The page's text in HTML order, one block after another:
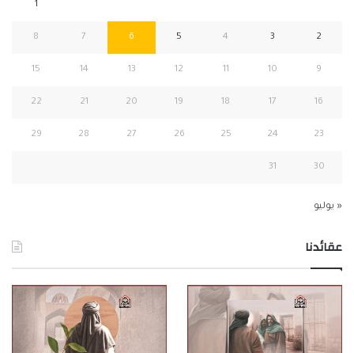
1
2
3
4
5
6
7
8
9
10
11
12
13
14
15
16
17
18
19
20
21
22
23
24
25
26
27
28
29
30
31
« يوليو
عقائدنا